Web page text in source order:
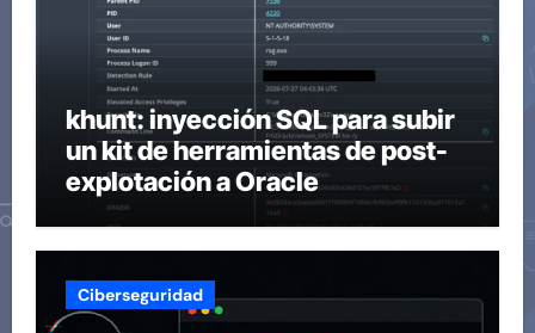
khunt: inyección SQL para subir
un kit de herramientas de post-
explotación a Oracle
Ciberseguridad